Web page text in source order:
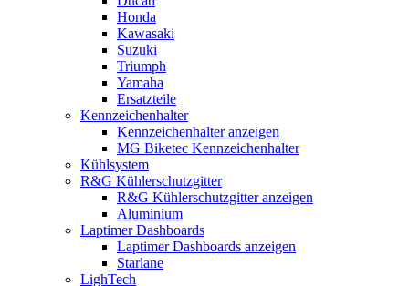
Honda
Kawasaki
Suzuki
Triumph
Yamaha
Ersatzteile
Kennzeichenhalter
Kennzeichenhalter anzeigen
MG Biketec Kennzeichenhalter
Kühlsystem
R&G Kühlerschutzgitter
R&G Kühlerschutzgitter anzeigen
Aluminium
Laptimer Dashboards
Laptimer Dashboards anzeigen
Starlane
LighTech